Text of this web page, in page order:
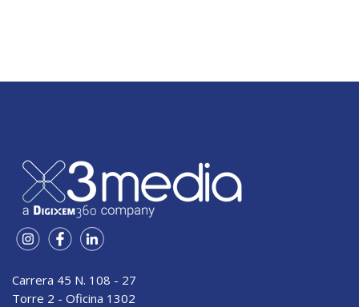
Carrera 45 N. 108 - 27
Torre 2 - Oficina 1302